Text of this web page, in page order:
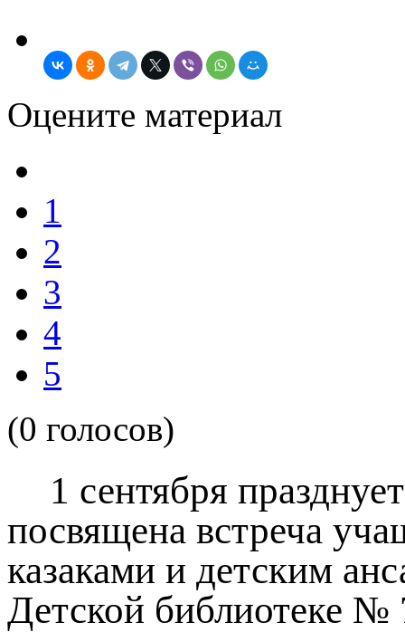
Оцените материал
1
2
3
4
5
(0 голосов)
1 сентября
посвящена встреча
казаками и детским
Детской библиотеке